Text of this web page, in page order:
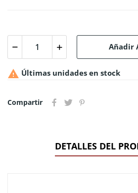
Añadir
 Últimas unidades en stock
Compartir
DETALLES DEL